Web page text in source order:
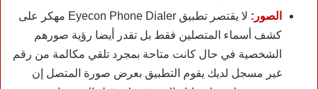
الصور:
لا يقتصر تطبيق Eyecon Phone Dialer مهكر على
كشف أسماء المتصلين فقط بل تقدر أيضا رؤية صورهم
الشخصية في حال كانت متاحة بمجرد تلقي مكالمة من رقم
غير مسجل لديك يقوم التطبيق بعرض صورة المتصل إن